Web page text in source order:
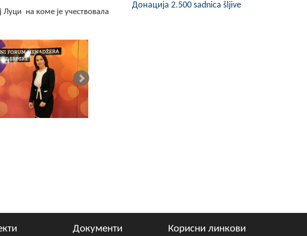
на коме је учествовала
Донација 2.500 sadnica šljive
Документи Корисни линкови